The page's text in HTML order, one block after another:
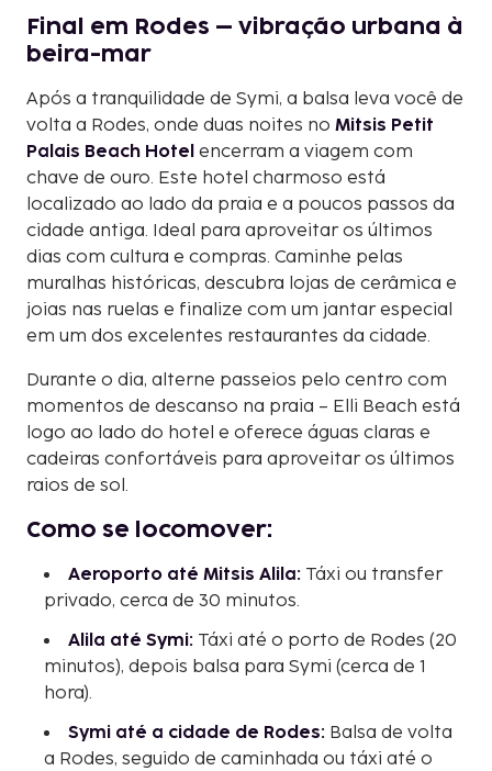
Final em Rodes – vibração urbana à
beira-mar
Após a tranquilidade de Symi, a balsa leva você de
volta a Rodes, onde duas noites no Mitsis Petit
Palais Beach Hotel encerram a viagem com
chave de ouro. Este hotel charmoso está
localizado ao lado da praia e a poucos passos da
cidade antiga. Ideal para aproveitar os últimos
dias com cultura e compras. Caminhe pelas
muralhas históricas, descubra lojas de cerâmica e
joias nas ruelas e finalize com um jantar especial
em um dos excelentes restaurantes da cidade.
Durante o dia, alterne passeios pelo centro com
momentos de descanso na praia – Elli Beach está
logo ao lado do hotel e oferece águas claras e
cadeiras confortáveis para aproveitar os últimos
raios de sol.
Como se locomover:
Aeroporto até Mitsis Alila: Táxi ou transfer
privado, cerca de 30 minutos.
Alila até Symi: Táxi até o porto de Rodes (20
minutos), depois balsa para Symi (cerca de 1
hora).
Symi até a cidade de Rodes: Balsa de volta
a Rodes, seguido de caminhada ou táxi até o